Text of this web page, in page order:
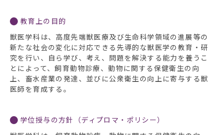
教育上の目的
獣医学科は、高度先端獣医療及び生命科学領域の進展等の
新たな社会の変化に対応できる先導的な獣医学の教育・研
究を行い、自ら学び、考え、問題を解決する能力を養うこ
とによって、飼育動物診療、動物に関する保健衛生の向
上、畜水産業の発達、並びに公衆衛生の向上に寄与する獣
医師を育成する。
学位授与の方針（ディプロマ・ポリシー）